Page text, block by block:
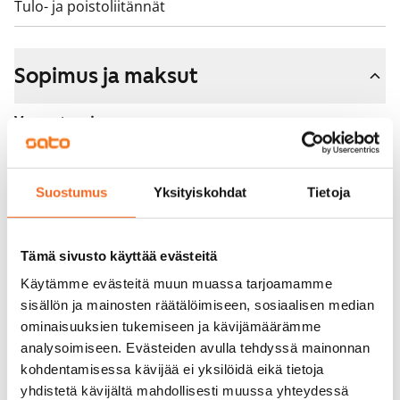
Suostumus Yksityiskohdat Tietoja
Tämä sivusto käyttää evästeitä
Käytämme evästeitä muun muassa tarjoamamme
sisällön ja mainosten räätälöimiseen, sosiaalisen median
ominaisuuksien tukemiseen ja kävijämäärämme
analysoimiseen. Evästeiden avulla tehdyssä mainonnan
kohdentamisessa kävijää ei yksilöidä eikä tietoja
yhdistetä kävijältä mahdollisesti muussa yhteydessä
Tulo- ja poistoliitännät
Sopimus ja maksut
Vapautuminen
Vuokrattu
Varallisuusrajat
Vuokravakuus
0 €, (yrityksille min. 1 kk vuokra)
Kotivakuutus
Pakollinen, ei sisälly vuokraan